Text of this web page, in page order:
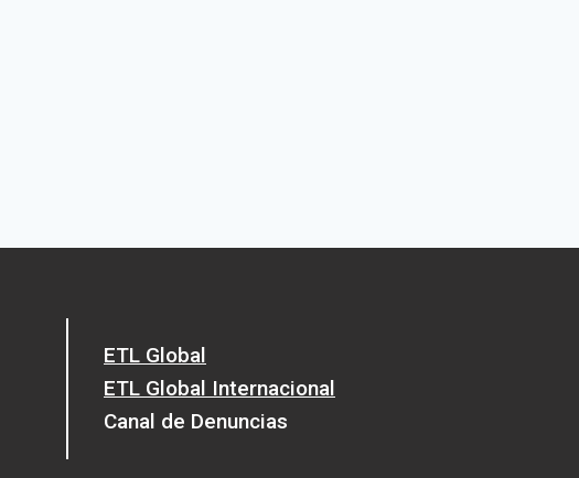
ETL Global
ETL Global Internacional
Canal de Denuncias